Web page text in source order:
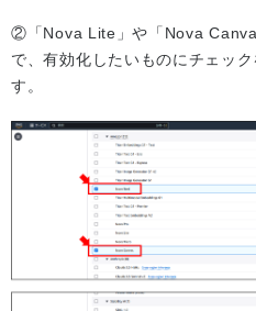
②「Nova Lite」や「Nova
で、有効化したいものにチェッ
す。